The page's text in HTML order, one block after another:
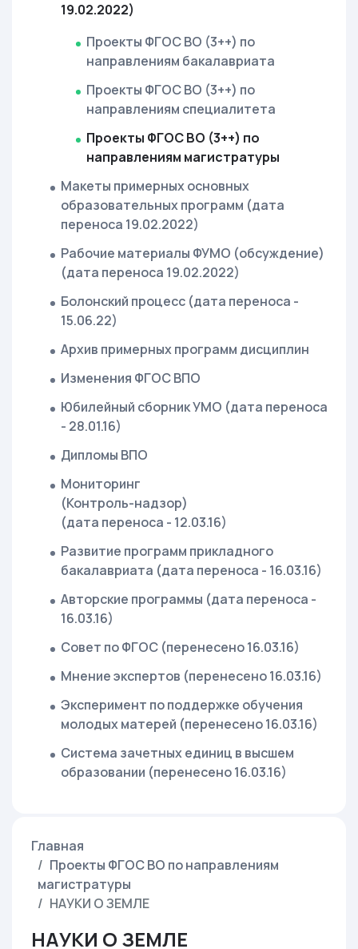
19.02.2022)
Проекты ФГОС ВО (3++) по
направлениям бакалавриата
Проекты ФГОС ВО (3++) по
направлениям специалитета
Проекты ФГОС ВО (3++) по
направлениям магистратуры
Макеты примерных основных
образовательных программ (дата
переноса 19.02.2022)
Рабочие материалы ФУМО (обсуждение)
(дата переноса 19.02.2022)
Болонский процесс (дата переноса -
15.06.22)
Архив примерных программ дисциплин
Изменения ФГОС ВПО
Юбилейный сборник УМО (дата переноса
- 28.01.16)
Дипломы ВПО
Мониторинг
(Контроль-надзор)
(дата переноса - 12.03.16)
Развитие программ прикладного
бакалавриата (дата переноса - 16.03.16)
Авторские программы (дата переноса -
16.03.16)
Совет по ФГОС (перенесено 16.03.16)
Мнение экспертов (перенесено 16.03.16)
Эксперимент по поддержке обучения
молодых матерей (перенесено 16.03.16)
Система зачетных единиц в высшем
образовании (перенесено 16.03.16)
Главная
Проекты ФГОС ВО по направлениям
магистратуры
НАУКИ О ЗЕМЛЕ
НАУКИ О ЗЕМЛЕ